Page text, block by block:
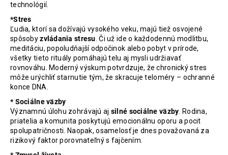
technológií.
*Stres
Ľudia, ktorí sa dožívajú vysokého veku, majú tiež osvojené
spôsobyzvládania stresu. Či už ide o každodennú modlitbu,
meditáciu, popoludňajší odpočinok alebo pobyt v prírode,
všetky tieto rituály pomáhajú telu aj mysli udržiavať
rovnováhu. Moderný výskum potvrdzuje, že chronický stres
môže urýchliť starnutie tým, že skracuje teloméry – ochranné
konce DNA.
* Sociálne väzby
Významnú úlohu zohrávajú aj silné sociálne väzby. Rodina,
priatelia a komunita poskytujú emocionálnu oporu a pocit
spolupatričnosti. Naopak, osamelosť je dnes považovaná za
rizikový faktor porovnateľný s fajčením.